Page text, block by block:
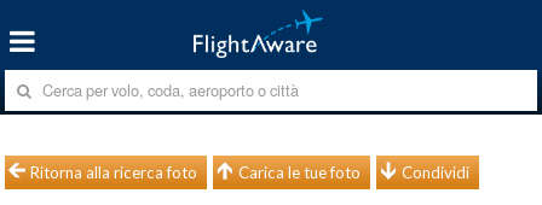
Ritorna alla ricerca foto Carica le tue foto Condividi